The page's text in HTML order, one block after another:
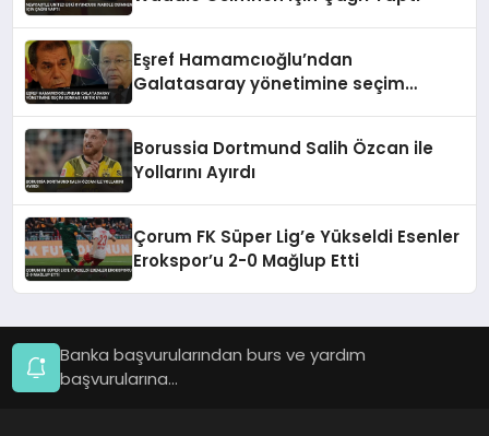
Eşref Hamamcıoğlu’ndan
Galatasaray yönetimine seçim
Borussia Dortmund Salih Özcan ile
Yollarını Ayırdı
Çorum FK Süper Lig’e Yükseldi Esenler
Erokspor’u 2-0 Mağlup Etti
Banka başvurularından burs ve yardım
başvurularına...